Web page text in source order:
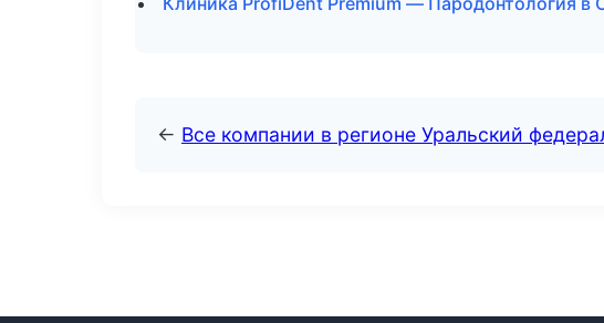
← Все компании в регионе Уральский